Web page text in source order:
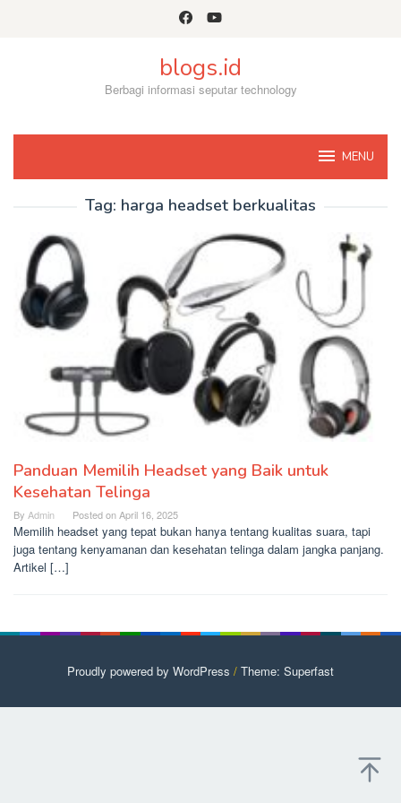
blogs.id
Berbagi informasi seputar technology
MENU
Tag: harga headset berkualitas
Panduan Memilih Headset yang Baik untuk
Kesehatan Telinga
By Admin Posted onApril 16, 2025
Memilih headset yang tepat bukan hanya tentang kualitas suara, tapi
juga tentang kenyamanan dan kesehatan telinga dalam jangka panjang.
Artikel […]
Proudly powered by WordPress / Theme: Superfast